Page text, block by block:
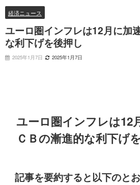
経済ニュース
ユーロ圏インフレは12月に加
な利下げを後押し
2025年1月7日 2025年1月7日
ユーロ圏インフレは12
ＣＢの漸進的な利下げ
記事を要約すると以下のとお